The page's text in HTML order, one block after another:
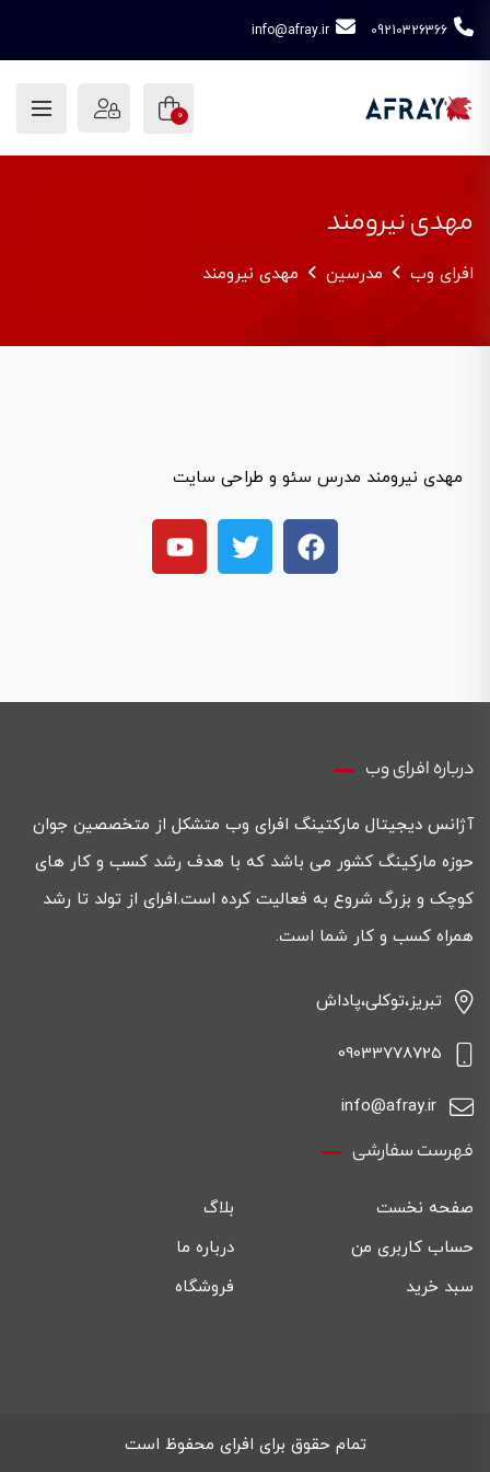
09210326366
info@afray.ir
0
مهدی نیرومند
افرای وب مدرسین مهدی نیرومند
مهدی نیرومند مدرس سئو و طراحی سایت
درباره افرای وب
آژانس دیجیتال مارکتینگ افرای وب متشکل از متخصصین جوان
حوزه مارکینگ کشور می باشد که با هدف رشد کسب و کار های
کوچک و بزرگ شروع به فعالیت کرده است.افرای از تولد تا رشد
همراه کسب و کار شما است.
تبریز،توکلی،پاداش
09033778725
info@afray.ir
فهرست سفارشی
صفحه نخست
بلاگ
حساب کاربری من
درباره ما
سبد خرید
فروشگاه
تمام حقوق برای افرای محفوظ است